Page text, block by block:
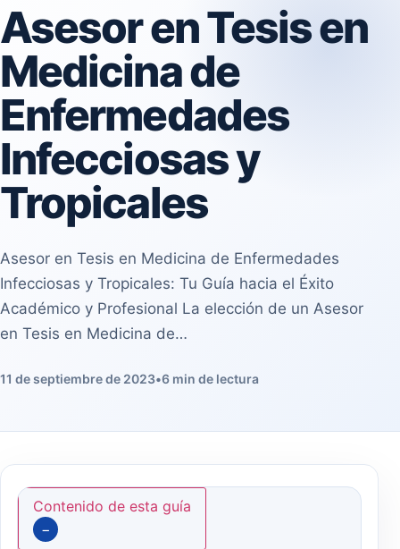
Asesor en Tesis en
Medicina de
Enfermedades
Infecciosas y
Tropicales
Asesor en Tesis en Medicina de Enfermedades
Infecciosas y Tropicales: Tu Guía hacia el Éxito
Académico y Profesional La elección de un Asesor
en Tesis en Medicina de…
11 de septiembre de 2023•6 min de lectura
Contenido de esta guía
−